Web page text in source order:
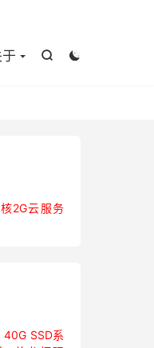


2G云服务
40G SSD系